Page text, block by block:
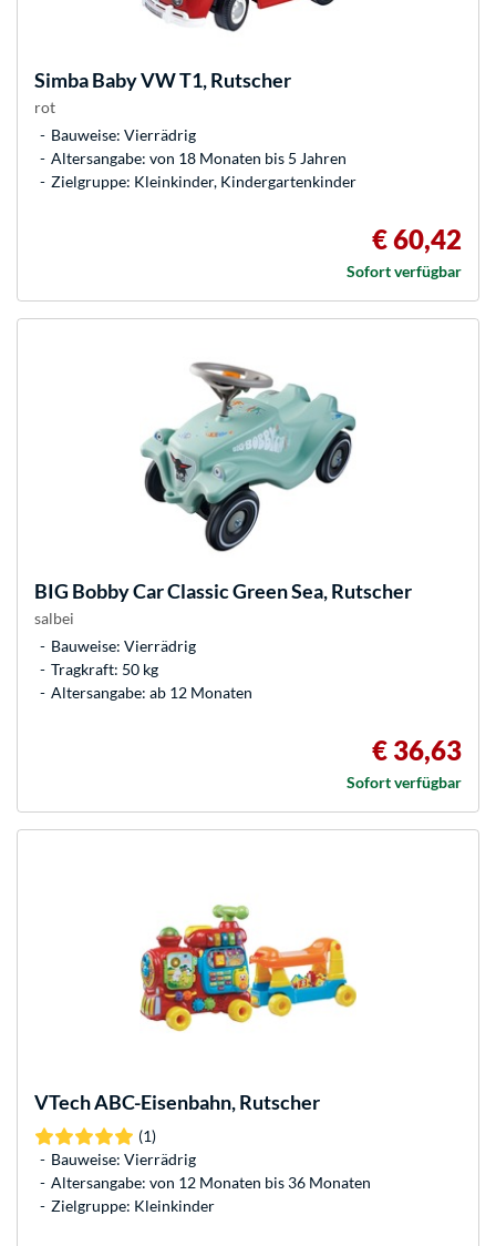
SimbaBaby VW T1, Rutscher
rot
Bauweise: Vierrädrig
Altersangabe: von 18 Monaten bis 5 Jahren
Zielgruppe: Kleinkinder, Kindergartenkinder
€ 60,42
Sofort verfügbar
BIG Bobby Car Classic Green Sea, Rutscher
salbei
Bauweise: Vierrädrig
Tragkraft: 50 kg
Altersangabe: ab 12 Monaten
€ 36,63
Sofort verfügbar
VTechABC-Eisenbahn, Rutscher
(1)
Bauweise: Vierrädrig
Altersangabe: von 12 Monaten bis 36 Monaten
Zielgruppe: Kleinkinder